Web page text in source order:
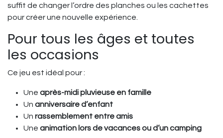
suffit de changer l’ordre des planches ou les cachettes
pour créer une nouvelle expérience.
Pour tous les âges et toutes
les occasions
Ce jeu est idéal pour :
Une après-midi pluvieuse en famille
Un anniversaire d’enfant
Un rassemblement entre amis
Une animation lors de vacances ou d’un camping